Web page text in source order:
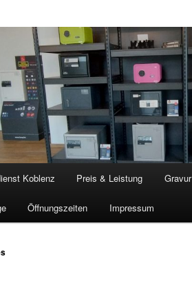
Koblenz Preis & Leistung Gravur
Öffnungszeiten Impressum